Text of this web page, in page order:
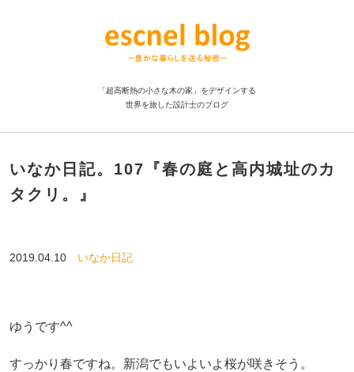
「超高断熱の小さな木の家」をデザインする
世界を旅した設計士のブログ
いなか日記。107『春の庭と高内城址のカ
タクリ。』
2019.04.10 いなか日記
ゆうです^^
すっかり春ですね。新潟でもいよいよ桜が咲きそう。